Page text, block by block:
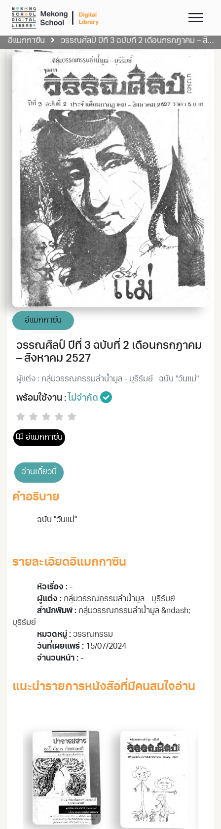
อีแมกกาซีน วรรณศิลป์ ปีที่ 3 ฉบับที่ 2 เดือนกรกฎาคม – สิงหาคม 2527
อีแมกกาซีน
วรรณศิลป์ ปีที่ 3 ฉบับที่ 2 เดือนกรกฎาคม
– สิงหาคม 2527
ผู้แต่ง : กลุ่มวรรณกรรมลำน้ำมูล - บุรีรัมย์ ฉบับ "วันแม่"
พร้อมใช้งาน : ไม่จำกัด
อีแมกกาซีน
อ่านเดี๋ยวนี้
คำอธิบาย
ฉบับ "วันแม่"
รายละเอียดอีแมกกาซีน
หัวเรื่อง : -
ผู้แต่ง : กลุ่มวรรณกรรมลำน้ำมูล - บุรีรัมย์
สำนักพิมพ์ : กลุ่มวรรณกรรมลำน้ำมูล &ndash;
บุรีรัมย์
หมวดหมู่ : วรรณกรรม
วันที่เผยแพร่ : 15/07/2024
จำนวนหน้า : -
แนะนำรายการหนังสือที่มีคนสนใจอ่าน